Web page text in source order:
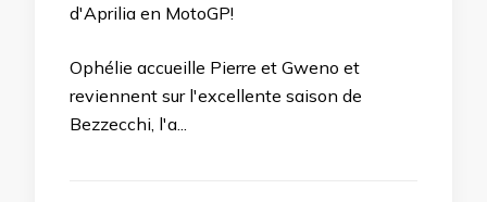
d'Aprilia en MotoGP!
Ophélie accueille Pierre et Gweno et
reviennent sur l'excellente saison de
Bezzecchi, l'a...